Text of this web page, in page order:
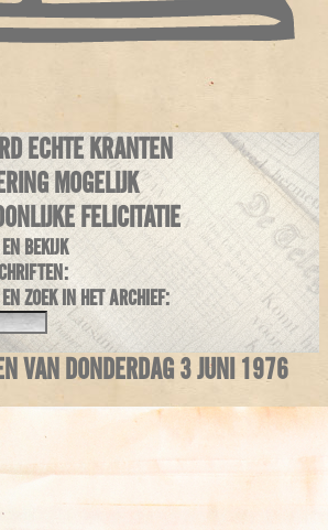
ECHTE KRANTEN
MOGELIJK
FELICITATIE
BEKIJK
ZOEK IN HET ARCHIEF:
VAN DONDERDAG 3 JUNI 1976